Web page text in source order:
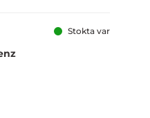
Stokta var